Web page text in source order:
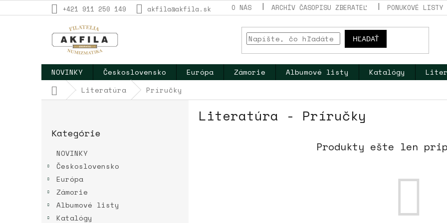
na
+421 911 250 149 akfila@akfila.sk O NÁS ARCHÍV ČASOPISU ZBERATEĽ PONUKOVÉ LISTY
HĽADAŤ
NOVINKY Československo Európa Zámorie Albumové listy Katalógy
DomovLiteratúra Príručky
B
kategórie
Kategórie
NOVINKY
Československo
Európa
Zámorie
Albumové listy
Katalógy
Literatúra - Príručky
Produkty ešte len